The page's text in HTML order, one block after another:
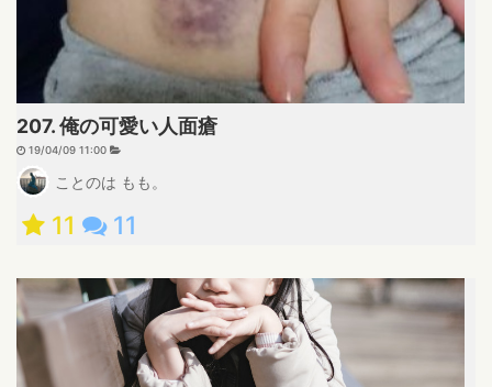
207. 俺の可愛い人面瘡
19/04/09 11:00
ことのは もも。
11 11